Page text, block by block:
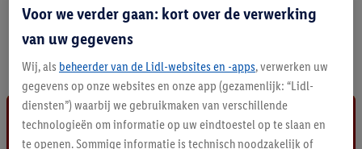
O
d
e
k
a
Voor we verder gaan: kort over de verwerking
van uw gegevens
Wij, als beheerder van de Lidl-websites en -apps, verwerken uw
gegevens op onze websites en onze app (gezamenlijk: “Lidl-
diensten”) waarbij we gebruikmaken van verschillende
technologieën om informatie op uw eindtoestel op te slaan en
te openen. Sommige informatie is technisch noodzakelijk of